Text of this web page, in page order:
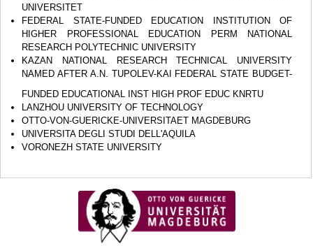
UNIVERSITET
FEDERAL STATE-FUNDED EDUCATION INSTITUTION OF
HIGHER PROFESSIONAL EDUCATION PERM NATIONAL
RESEARCH POLYTECHNIC UNIVERSITY
KAZAN NATIONAL RESEARCH TECHNICAL UNIVERSITY
NAMED AFTER A.N. TUPOLEV-KAI FEDERAL STATE BUDGET-
FUNDED EDUCATIONAL INST HIGH PROF EDUC KNRTU
LANZHOU UNIVERSITY OF TECHNOLOGY
OTTO-VON-GUERICKE-UNIVERSITAET MAGDEBURG
UNIVERSITA DEGLI STUDI DELL'AQUILA
VORONEZH STATE UNIVERSITY